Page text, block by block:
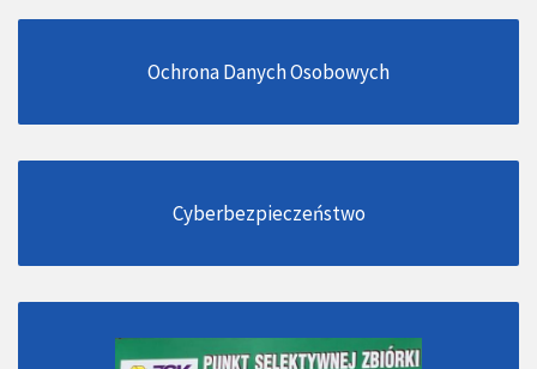
Ochrona Danych Osobowych
Cyberbezpieczeństwo